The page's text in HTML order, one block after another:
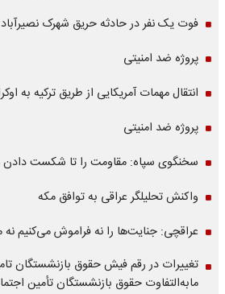
فوت یک نفر در حادثه حریق شهرک نصیرآباد
پروژه ضد امنیتی
انتقال مهمات آمریکایی از طریق ترکیه به
پروژه ضد امنیتی
سخنگوی سپاه: مقاومت را تا شکست
واکنش تحلیلگر عراقی به توافق مکه
عراقچی: جنایت‌ها را نه فراموش می‌کنیم
تغییرات در رقم فیش حقوق بازنشستگان
مابه‌التفاوت حقوق بازنشستگان تأمین